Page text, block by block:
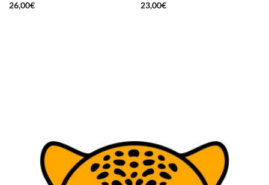
26,00€
23,00€